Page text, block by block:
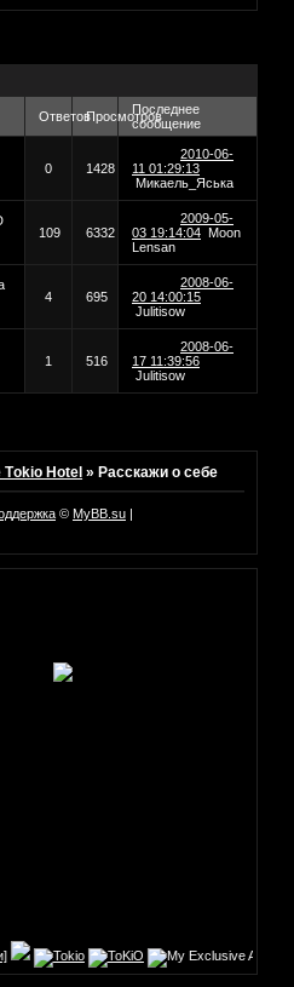
ОтветовПросмотровПоследнее
сообщение
0 1428
2010-06-
11 01:29:13
Микаель_Яська
109 6332
2009-05-
03 19:14:04 Moon
Lensan
4
695
2008-06-
20 14:00:15
Julitisow
1 516
2008-06-
17 11:39:56
Julitisow
Tоkio Hotel »Расскажи о себе
© MyBB.su